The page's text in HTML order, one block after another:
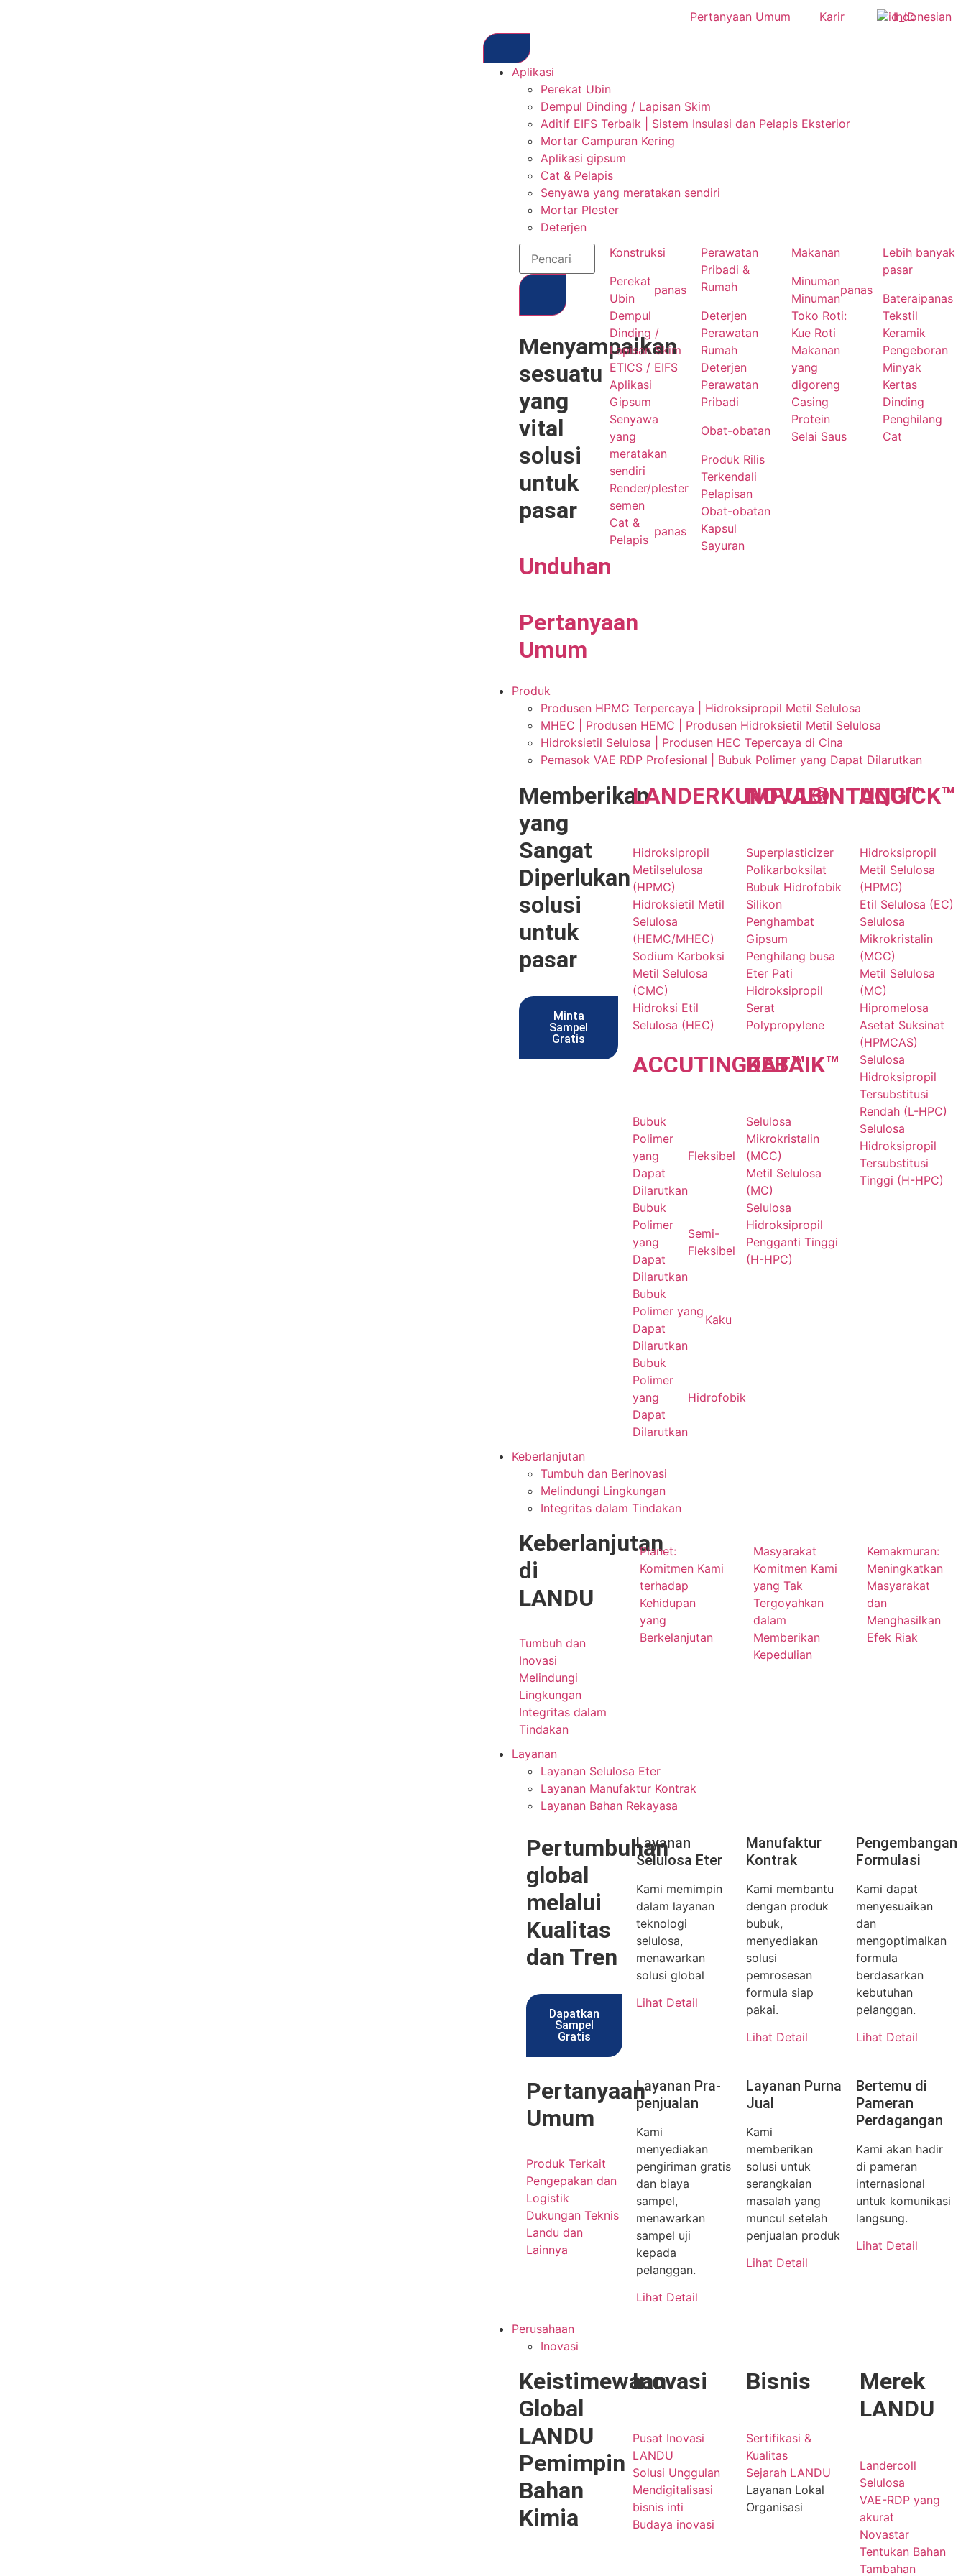
Pertanyaan Umum Karir Indonesian
Aplikasi
Perekat Ubin
Dempul Dinding / Lapisan Skim
Aditif EIFS Terbaik | Sistem Insulasi dan Pelapis Eksterior
Mortar Campuran Kering
Aplikasi gipsum
Cat & Pelapis
Senyawa yang meratakan sendiri
Mortar Plester
Deterjen
Menyampaikan
sesuatu
yang
vital
solusi
untuk
pasar
Unduhan
Pertanyaan
Umum
Konstruksi
Perekat
Ubin
panas
Dempul
Dinding /
Lapisan Skim
ETICS / EIFS
Aplikasi
Gipsum
Senyawa
yang
meratakan
sendiri
Render/plester
semen
Cat &
Pelapis
panas
Perawatan
Pribadi &
Rumah
Deterjen
Perawatan
Rumah
Deterjen
Perawatan
Pribadi
Obat-obatan
Produk Rilis
Terkendali
Pelapisan
Obat-obatan
Kapsul
Sayuran
Makanan
Minuman
Minuman
panas
Toko Roti:
Kue Roti
Makanan
yang
digoreng
Casing
Protein
Selai Saus
Lebih banyak
pasar
Bateraipanas
Tekstil
Keramik
Pengeboran
Minyak
Kertas
Dinding
Penghilang
Cat
Produk
Produsen HPMC Terpercaya | Hidroksipropil Metil Selulosa
MHEC | Produsen HEMC | Produsen Hidroksietil Metil Selulosa
Hidroksietil Selulosa | Produsen HEC Tepercaya di Cina
Pemasok VAE RDP Profesional | Bubuk Polimer yang Dapat Dilarutkan
Memberikan
yang
Sangat
Diperlukan
solusi
untuk
pasar
Minta
Sampel
Gratis
LANDERKUMPUL®
Hidroksipropil
Metilselulosa
(HPMC)
Hidroksietil Metil
Selulosa
(HEMC/MHEC)
Sodium Karboksi
Metil Selulosa
(CMC)
Hidroksi Etil
Selulosa (HEC)
ACCUTINGKAT™
Bubuk
Polimer
yang
Dapat
Dilarutkan
Fleksibel
Bubuk
Polimer
yang
Dapat
Dilarutkan
Semi-
Fleksibel
Bubuk
Polimer yang
Dapat
Dilarutkan
Kaku
Bubuk
Polimer
yang
Dapat
Dilarutkan
Hidrofobik
NOVABINTANG™
Superplasticizer
Polikarboksilat
Bubuk Hidrofobik
Silikon
Penghambat
Gipsum
Penghilang busa
Eter Pati
Hidroksipropil
Serat
Polypropylene
DEBAIK™
Selulosa
Mikrokristalin
(MCC)
Metil Selulosa
(MC)
Selulosa
Hidroksipropil
Pengganti Tinggi
(H-HPC)
UQUICK™
Hidroksipropil
Metil Selulosa
(HPMC)
Etil Selulosa (EC)
Selulosa
Mikrokristalin
(MCC)
Metil Selulosa
(MC)
Hipromelosa
Asetat Suksinat
(HPMCAS)
Selulosa
Hidroksipropil
Tersubstitusi
Rendah (L-HPC)
Selulosa
Hidroksipropil
Tersubstitusi
Tinggi (H-HPC)
Keberlanjutan
Tumbuh dan Berinovasi
Melindungi Lingkungan
Integritas dalam Tindakan
Keberlanjutan
di
LANDU
Tumbuh dan
Inovasi
Melindungi
Lingkungan
Integritas dalam
Tindakan
Planet:
Komitmen Kami
terhadap
Kehidupan
yang
Berkelanjutan
Masyarakat
Komitmen Kami
yang Tak
Tergoyahkan
dalam
Memberikan
Kepedulian
Kemakmuran:
Meningkatkan
Masyarakat
dan
Menghasilkan
Efek Riak
Layanan
Layanan Selulosa Eter
Layanan Manufaktur Kontrak
Layanan Bahan Rekayasa
Pertumbuhan
global
melalui
Kualitas
dan Tren
Dapatkan
Sampel
Gratis
Layanan
Selulosa Eter
Kami memimpin
dalam layanan
teknologi
selulosa,
menawarkan
solusi global
Lihat Detail
Manufaktur
Kontrak
Kami membantu
dengan produk
bubuk,
menyediakan
solusi
pemrosesan
formula siap
pakai.
Lihat Detail
Pengembangan
Formulasi
Kami dapat
menyesuaikan
dan
mengoptimalkan
formula
berdasarkan
kebutuhan
pelanggan.
Lihat Detail
Pertanyaan
Umum
Produk Terkait
Pengepakan dan
Logistik
Dukungan Teknis
Landu dan
Lainnya
Layanan Pra-
penjualan
Kami
menyediakan
pengiriman gratis
dan biaya
sampel,
menawarkan
sampel uji
kepada
pelanggan.
Lihat Detail
Layanan Purna
Jual
Kami
memberikan
solusi untuk
serangkaian
masalah yang
muncul setelah
penjualan produk
Lihat Detail
Bertemu di
Pameran
Perdagangan
Kami akan hadir
di pameran
internasional
untuk komunikasi
langsung.
Lihat Detail
Perusahaan
Inovasi
Keistimewaan
Global
LANDU
Pemimpin
Bahan
Kimia
Inovasi
Pusat Inovasi
LANDU
Solusi Unggulan
Mendigitalisasi
bisnis inti
Budaya inovasi
Bisnis
Sertifikasi &
Kualitas
Sejarah LANDU
Layanan Lokal
Organisasi
Merek
LANDU
Landercoll
Selulosa
VAE-RDP yang
akurat
Novastar
Tentukan Bahan
Tambahan